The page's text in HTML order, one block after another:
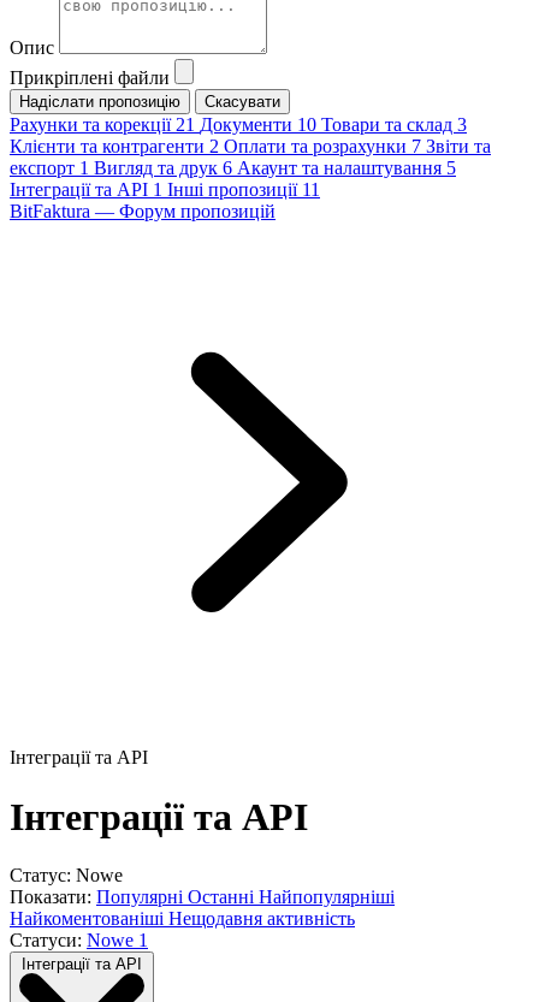
Опис
Прикріплені файли
Скасувати
Рахунки та корекції 21 Документи 10 Товари та склад 3
Клієнти та контрагенти 2 Оплати та розрахунки 7 Звіти та
експорт 1 Вигляд та друк 6 Акаунт та налаштування 5
Інтеграції та API 1 Інші пропозиції 11
BitFaktura — Форум пропозицій
Інтеграції та API
Інтеграції та API
Статус: Nowe
Показати: Популярні Останні Найпопулярніші
Найкоментованіші Нещодавня активність
Статуси: Nowe 1
Інтеграції та API